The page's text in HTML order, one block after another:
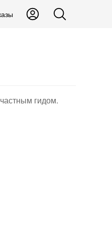
гидом.